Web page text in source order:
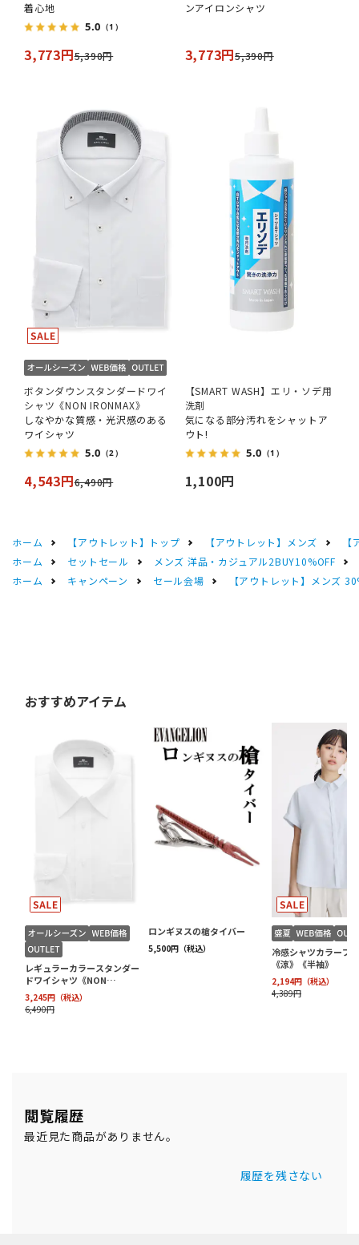
着心地
5.0 （1）
3,773円5,390円
ンアイロンシャツ
3,773円5,390円
ボタンダウンスタンダードワイ
シャツ《NON IRONMAX》
しなやかな質感・光沢感のある
ワイシャツ
5.0 （2）
4,543円6,490円
【SMART WASH】エリ・ソデ用
洗剤
気になる部分汚れをシャットア
ウト!
5.0 （1）
1,100円
ホーム 【アウトレット】トップ 【アウトレット】メンズ
ホーム
セットセール
メンズ 洋品・カジュアル2BUY10%OFF
ホーム
キャンペーン セール会場 【アウトレット】メンズ
閲覧履歴
最近見た商品がありません。
履歴を残さない